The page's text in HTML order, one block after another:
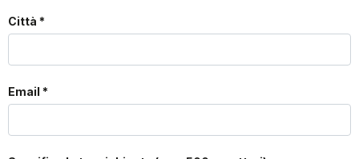
Città *
Email *